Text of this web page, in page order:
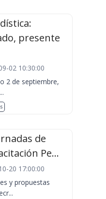
presente
02 10:30:00
2 de septiembre,
de
Pe...
20 17:00:00
y propuestas